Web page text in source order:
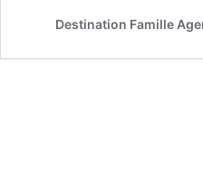
Destination Famille